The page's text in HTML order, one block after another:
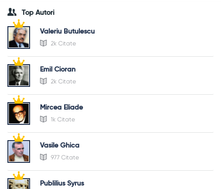
Top Autori
Valeriu Butulescu
2k Citate
Emil Cioran
2k Citate
Mircea Eliade
1k Citate
Vasile Ghica
977 Citate
Publilius Syrus